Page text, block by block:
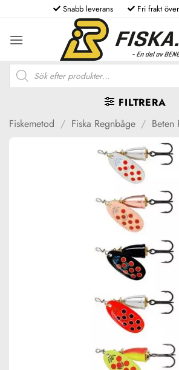
to
content
Snabb leverans Fri frakt
Produktsökning
FILTRERA
Fiskemetod / Fiska Regnbåge / Beten